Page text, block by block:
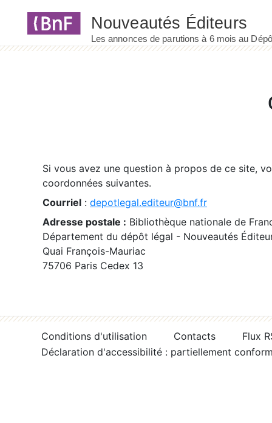
Si vous avez une question à propos de ce site,
coordonnées suivantes.
Courriel : depotlegal.editeur@bnf.fr
Adresse postale : Bibliothèque nationale de
Département du dépôt légal - Nouveautés
Quai François-Mauriac
75706 Paris Cedex 13
Conditions d'utilisation Contacts
Flux
Déclaration d'accessibilité : partiellement